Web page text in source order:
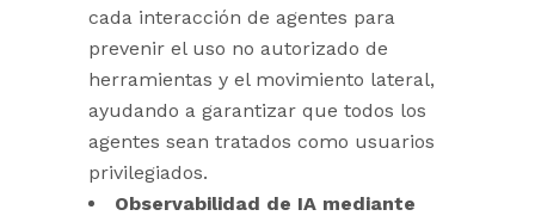
cada interacción de agentes para
prevenir el uso no autorizado de
herramientas y el movimiento lateral,
ayudando a garantizar que todos los
agentes sean tratados como usuarios
privilegiados.
Observabilidad de IA mediante